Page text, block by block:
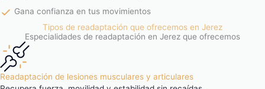
Gana confianza en tus movimientos
Tipos de readaptación que ofrecemos en Jerez
Especialidades de readaptación en Jerez que ofrecemos
Readaptación de lesiones musculares y articulares